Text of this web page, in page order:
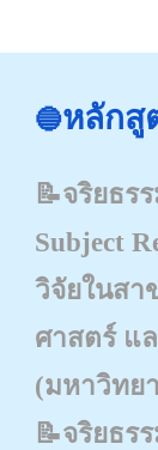
🔵หลักสู
📝จริยธร
Subject
วิจัยในสา
ศาสตร์ แ
(มหาวิทย
📝จริยธร